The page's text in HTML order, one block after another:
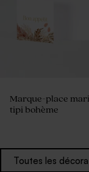
Marque-place
tipi bohème
Toutes les